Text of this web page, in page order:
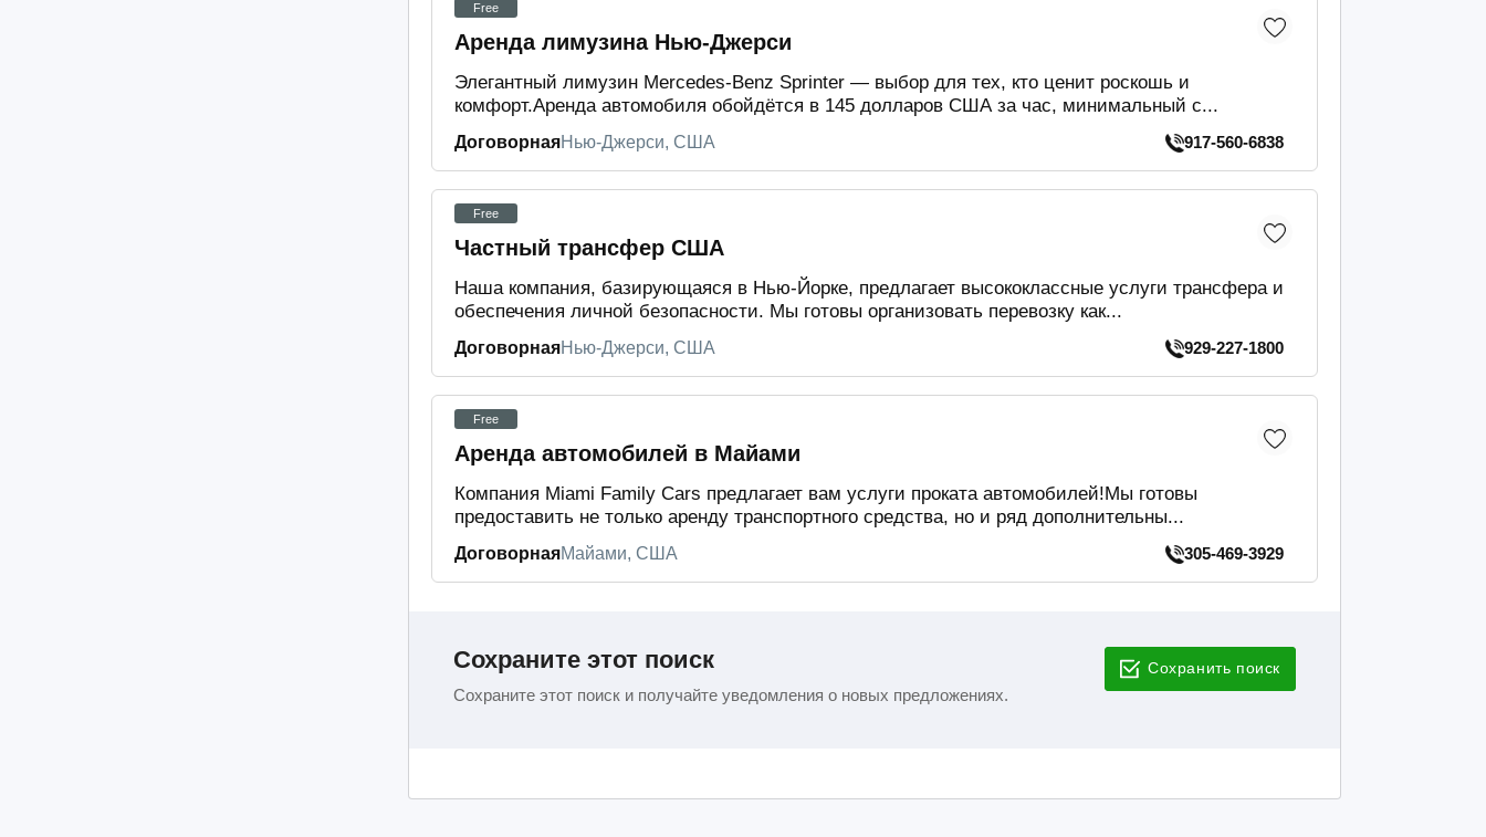
Free
Аренда лимузина Нью-Джерси
Элегантный лимузин Mercedes-Benz Sprinter — выбор для тех, кто ценит роскошь и
комфорт.Аренда автомобиля обойдётся в 145 долларов США за час, минимальный с...
ДоговорнаяНью-Джерси, США 917-560-6838
Free
Частный трансфер США
Наша компания, базирующаяся в Нью-Йорке, предлагает высококлассные услуги трансфера и
обеспечения личной безопасности. Мы готовы организовать перевозку как...
ДоговорнаяНью-Джерси, США 929-227-1800
Free
Аренда автомобилей в Майами
Компания Miami Family Cars предлагает вам услуги проката автомобилей!Мы готовы
предоставить не только аренду транспортного средства, но и ряд дополнительны...
ДоговорнаяМайами, США 305-469-3929
Сохраните этот поиск
Сохраните этот поиск и получайте уведомления о новых предложениях.
Сохранить поиск